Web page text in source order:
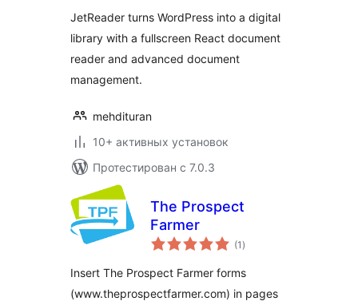
JetReader turns WordPress into a digital
library with a fullscreen React document
reader and advanced document
management.
mehdituran
10+ активных установок
Протестирован с 7.0.3
The Prospect
Farmer
(1 общий
рейтинг
)
Insert The Prospect Farmer forms
(www.theprospectfarmer.com) in pages